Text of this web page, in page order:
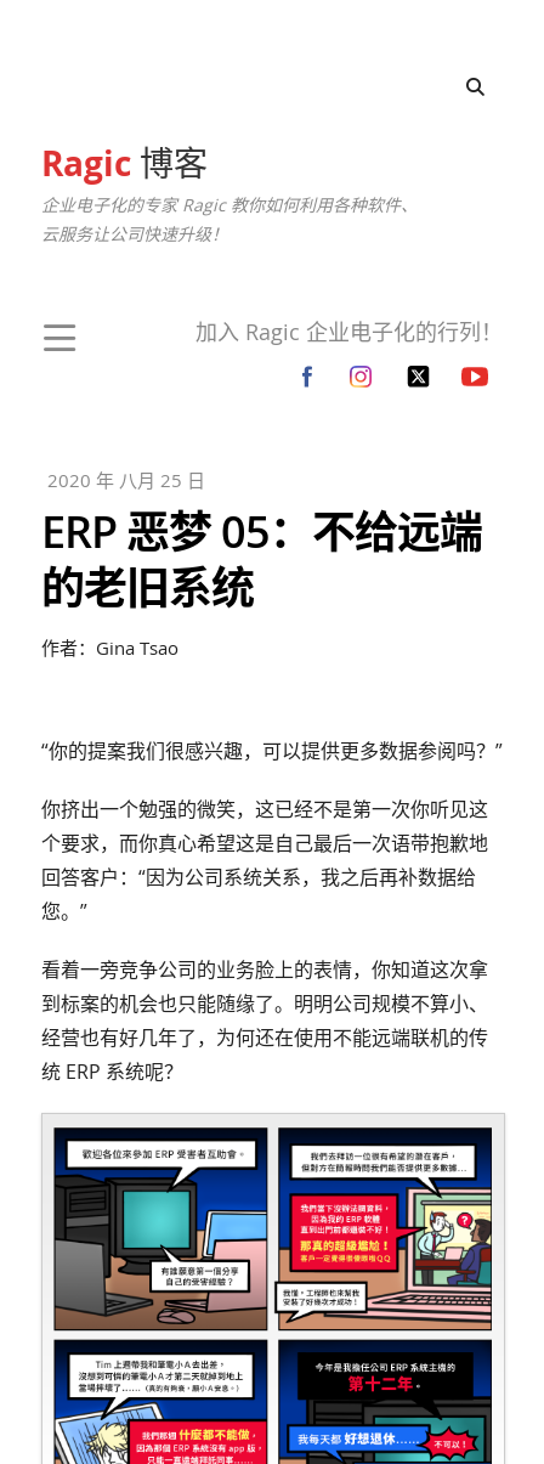
Ragic博客
企业电子化的专家 Ragic 教你如何利用各种软件、
云服务让公司快速升级！
加入 Ragic 企业电子化的行列！
2020 年 八月 25 日
ERP 恶梦 05：不给远端
的老旧系统
作者：Gina Tsao
“你的提案我们很感兴趣，可以提供更多数据参阅吗？”
你挤出一个勉强的微笑，这已经不是第一次你听见这
个要求，而你真心希望这是自己最后一次语带抱歉地
回答客户：“因为公司系统关系，我之后再补数据给
您。”
看着一旁竞争公司的业务脸上的表情，你知道这次拿
到标案的机会也只能随缘了。明明公司规模不算小、
经营也有好几年了，为何还在使用不能远端联机的传
统 ERP 系统呢？